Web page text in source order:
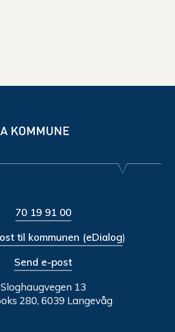
70 19 91 00
til kommunen (eDialog)
Send e-post
Sloghaugvegen 13
280, 6039 Langevåg